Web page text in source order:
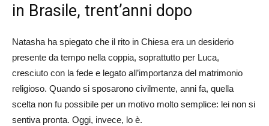
in Brasile, trent’anni dopo
Natasha ha spiegato che il rito in Chiesa era un desiderio
presente da tempo nella coppia, soprattutto per Luca,
cresciuto con la fede e legato all’importanza del matrimonio
religioso. Quando si sposarono civilmente, anni fa, quella
scelta non fu possibile per un motivo molto semplice: lei non si
sentiva pronta. Oggi, invece, lo è.